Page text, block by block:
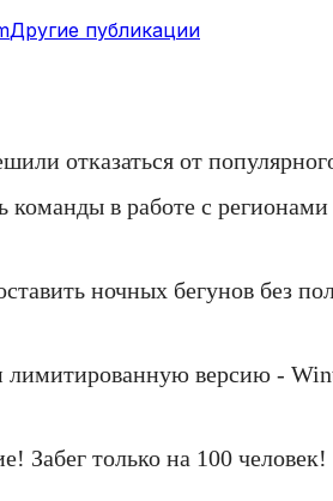
Другие публикации
отказаться от
команды в работе с
ночных бегунов без
лимитированную версию -
Забег только на 100 человек!